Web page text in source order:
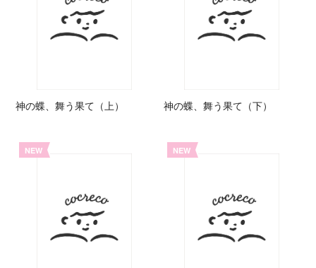
神の蝶、舞う果て（上） 神の蝶、舞う果て（下）
NEW NEW